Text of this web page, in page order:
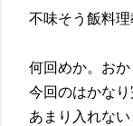
不味そう飯料理
何回めか。おか
今回のはかな
あまり入れない